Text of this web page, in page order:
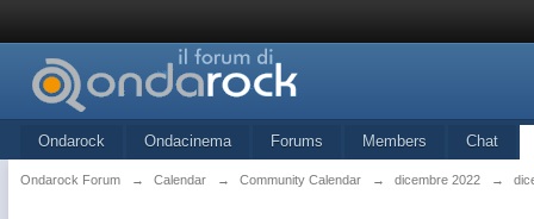
Ondarock Ondacinema Forums Members Chat
Ondarock Forum → Calendar → Community Calendar → dicembre 2022 →